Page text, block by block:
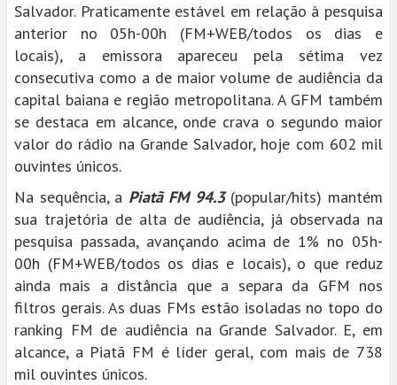
Salvador. Praticamente estável em relação à pesquisa
anterior no 05h-00h (FM+WEB/todos os dias e
locais), a emissora apareceu pela sétima vez
consecutiva como a de maior volume de audiência da
capital baiana e região metropolitana. A GFM também
se destaca em alcance, onde crava o segundo maior
valor do rádio na Grande Salvador, hoje com 602 mil
ouvintes únicos.
Na sequência, a Piatã FM 94.3(popular/hits) mantém
sua trajetória de alta de audiência, já observada na
pesquisa passada, avançando acima de 1% no 05h-
00h (FM+WEB/todos os dias e locais), o que reduz
ainda mais a distância que a separa da GFM nos
filtros gerais. As duas FMs estão isoladas no topo do
ranking FM de audiência na Grande Salvador. E, em
alcance, a Piatã FM é líder geral, com mais de 738
mil ouvintes únicos.